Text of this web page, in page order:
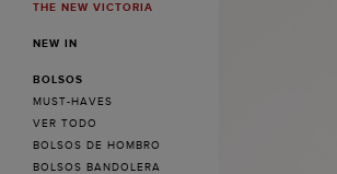
MENUTHE NEW VICTORIA
NEW IN
BOLSOS
MUST-HAVES
VER TODO
BOLSOS DE HOMBRO
BOLSOS BANDOLERA